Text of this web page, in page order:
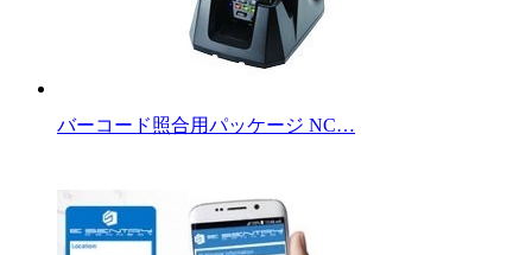
バーコード照合用パッケージ NC…